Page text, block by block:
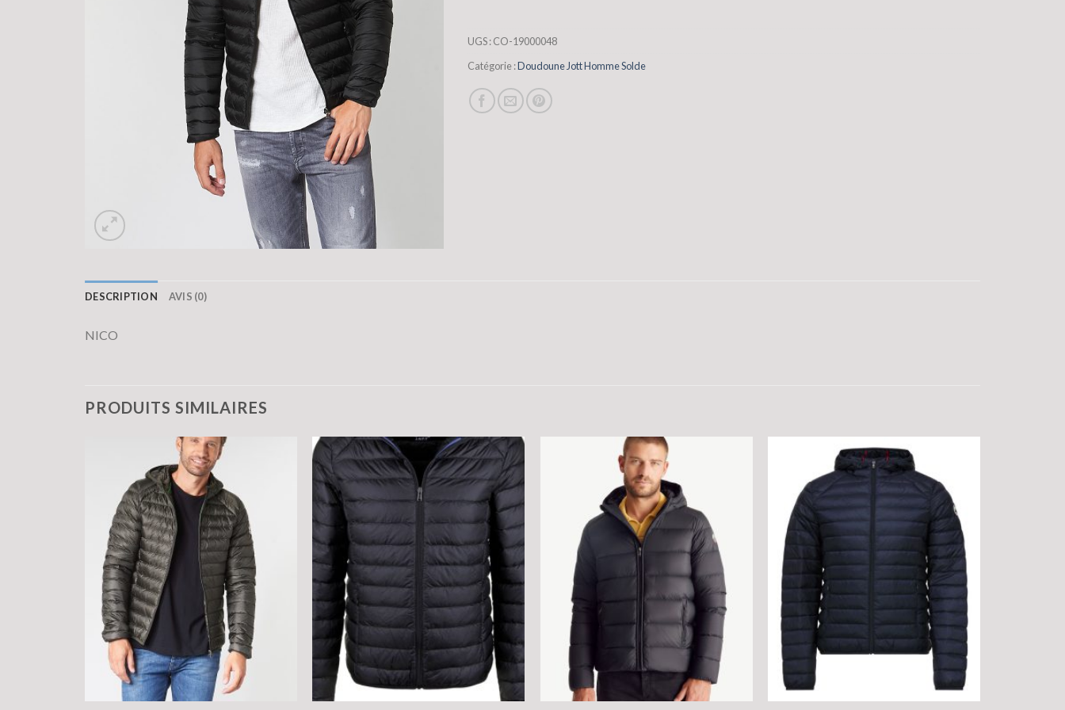
UGS :CO-19000048
Catégorie :Doudoune Jott Homme Solde
DESCRIPTION AVIS (0)
NICO
PRODUITS SIMILAIRES